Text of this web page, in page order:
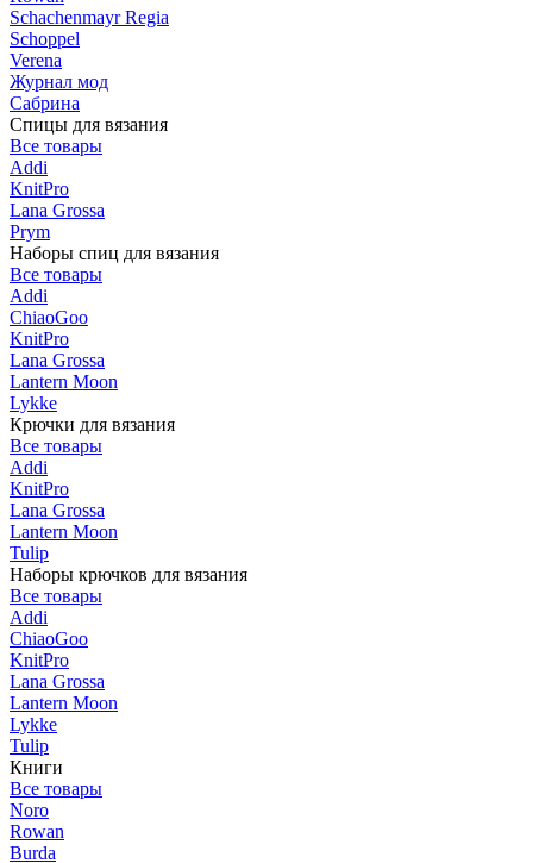
Schachenmayr Regia
Schoppel
Verena
Журнал мод
Сабрина
Спицы для вязания
Все товары
Addi
KnitPro
Lana Grossa
Prym
Наборы спиц для вязания
Все товары
Addi
ChiaoGoo
KnitPro
Lana Grossa
Lantern Moon
Lykke
Крючки для вязания
Все товары
Addi
KnitPro
Lana Grossa
Lantern Moon
Tulip
Наборы крючков для вязания
Все товары
Addi
ChiaoGoo
KnitPro
Lana Grossa
Lantern Moon
Lykke
Tulip
Книги
Все товары
Noro
Rowan
Burda